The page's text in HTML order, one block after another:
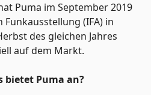
Puma im September 2019
(IFA) in
des gleichen Jahres
auf dem Markt.
bietet Puma an?